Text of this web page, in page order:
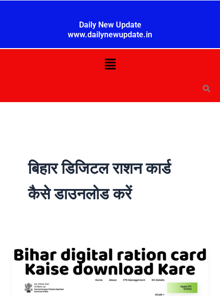
Daily New Update
www.dailynewupdate.in
Menu
बिहार डिजिटल राशन कार्ड
कैसे डाउनलोड करें